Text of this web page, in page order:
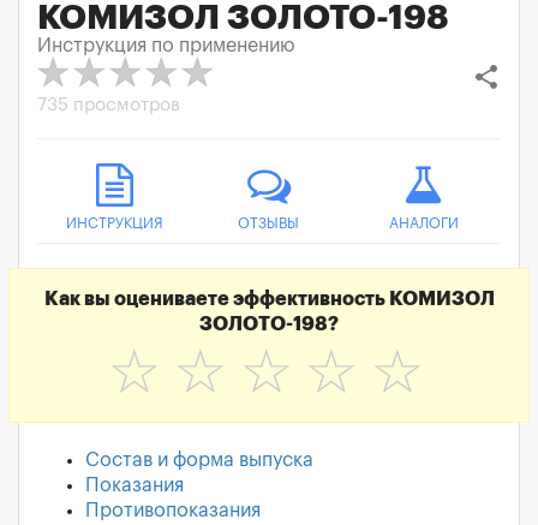
КОМИЗОЛ ЗОЛОТО-198
Инструкция по применению
share
735 просмотров
ИНСТРУКЦИЯ ОТЗЫВЫ АНАЛОГИ
Как вы оцениваете эффективность КОМИЗОЛ
ЗОЛОТО-198?
☆
☆
☆
☆
☆
Состав и форма выпуска
Показания
Противопоказания